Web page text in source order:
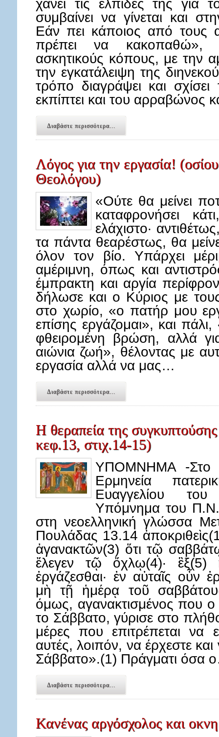
χάνει τις ελπίδες της για
συμβαίνει να γίνεται και
Εάν πει κάποιος από τους
πρέπει να κακοπαθώ»,
ασκητικούς κόπους, με την
την εγκατάλειψη της
τρόπο διαγράψει και
εκπίπτει και του αρραβώνος
Διαβάστε περισσότερα...
Λόγος για την εργασία!
Θεολόγου)
«Ούτε θα μείνει
καταφρονήσει
ελάχιστο·
τα πάντα θεαρέστως, θα
όλον τον βίο. Υπάρχει
αμέριμνη, όπως και
έμπρακτη και αργία
δήλωσε και ο Κύριος με
στο χωρίο, «ο πατήρ μου
επίσης εργάζομαι», και
φθειρομένη βρώση, αλλά
αιώνια ζωή», θέλοντας με
εργασία αλλά να μας…
Διαβάστε περισσότερα...
Η θεραπεία της
κεφ.13, στιχ.14-15)
ΥΠΟΜΝΗΜΑ -Στο
Ερμηνεία
Ευαγγελίου του
Υπόμνημα του Π.Ν.
στη νεοελληνική γλώσσα
Πουλάδας 13.14
ἀγανακτῶν(3) ὅτι τῷ
ἔλεγεν τῷ ὄχλῳ(4)· ἓξ(5)
ἐργάζεσθαι· ἐν αὐταῖς οὖν
μὴ τῇ ἡμέρᾳ τοῦ
όμως, αγανακτισμένος που ο
το Σάββατο, γύρισε στο
μέρες που επιτρέπεται να
αυτές, λοιπόν, να έρχεστε
Σάββατο».(1) Πράγματι όσα
Διαβάστε περισσότερα...
Κανένας αργόσχολος και